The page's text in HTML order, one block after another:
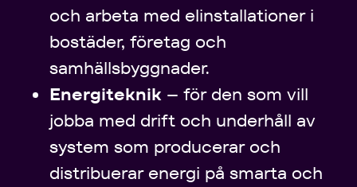
och arbeta med elinstallationer i
bostäder, företag och
samhällsbyggnader.
Energiteknik – för den som vill
jobba med drift och underhåll av
system som producerar och
distribuerar energi på smarta och